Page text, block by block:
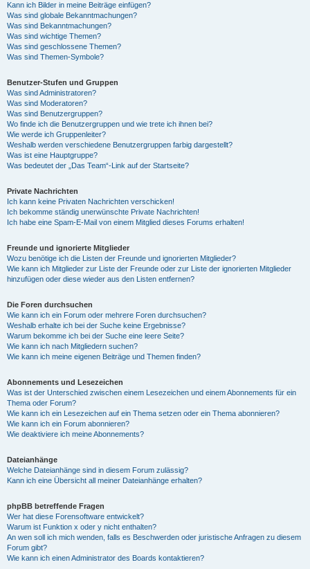
Kann ich Bilder in meine Beiträge einfügen?
Was sind globale Bekanntmachungen?
Was sind Bekanntmachungen?
Was sind wichtige Themen?
Was sind geschlossene Themen?
Was sind Themen-Symbole?
Benutzer-Stufen und Gruppen
Was sind Administratoren?
Was sind Moderatoren?
Was sind Benutzergruppen?
Wo finde ich die Benutzergruppen und wie trete ich ihnen bei?
Wie werde ich Gruppenleiter?
Weshalb werden verschiedene Benutzergruppen farbig dargestellt?
Was ist eine Hauptgruppe?
Was bedeutet der „Das Team“-Link auf der Startseite?
Private Nachrichten
Ich kann keine Privaten Nachrichten verschicken!
Ich bekomme ständig unerwünschte Private Nachrichten!
Ich habe eine Spam-E-Mail von einem Mitglied dieses Forums erhalten!
Freunde und ignorierte Mitglieder
Wozu benötige ich die Listen der Freunde und ignorierten Mitglieder?
Wie kann ich Mitglieder zur Liste der Freunde oder zur Liste der ignorierten Mitglieder
hinzufügen oder diese wieder aus den Listen entfernen?
Die Foren durchsuchen
Wie kann ich ein Forum oder mehrere Foren durchsuchen?
Weshalb erhalte ich bei der Suche keine Ergebnisse?
Warum bekomme ich bei der Suche eine leere Seite?
Wie kann ich nach Mitgliedern suchen?
Wie kann ich meine eigenen Beiträge und Themen finden?
Abonnements und Lesezeichen
Was ist der Unterschied zwischen einem Lesezeichen und einem Abonnements für ein
Thema oder Forum?
Wie kann ich ein Lesezeichen auf ein Thema setzen oder ein Thema abonnieren?
Wie kann ich ein Forum abonnieren?
Wie deaktiviere ich meine Abonnements?
Dateianhänge
Welche Dateianhänge sind in diesem Forum zulässig?
Kann ich eine Übersicht all meiner Dateianhänge erhalten?
phpBB betreffende Fragen
Wer hat diese Forensoftware entwickelt?
Warum ist Funktion x oder y nicht enthalten?
An wen soll ich mich wenden, falls es Beschwerden oder juristische Anfragen zu diesem
Forum gibt?
Wie kann ich einen Administrator des Boards kontaktieren?